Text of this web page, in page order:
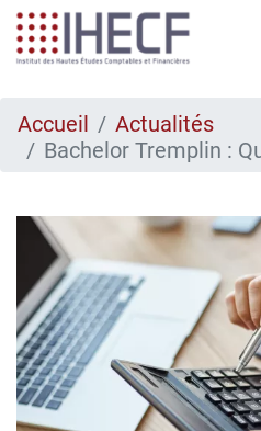
Aller
au
contenu
Accueil
Actualités
Bachelor Tremplin :